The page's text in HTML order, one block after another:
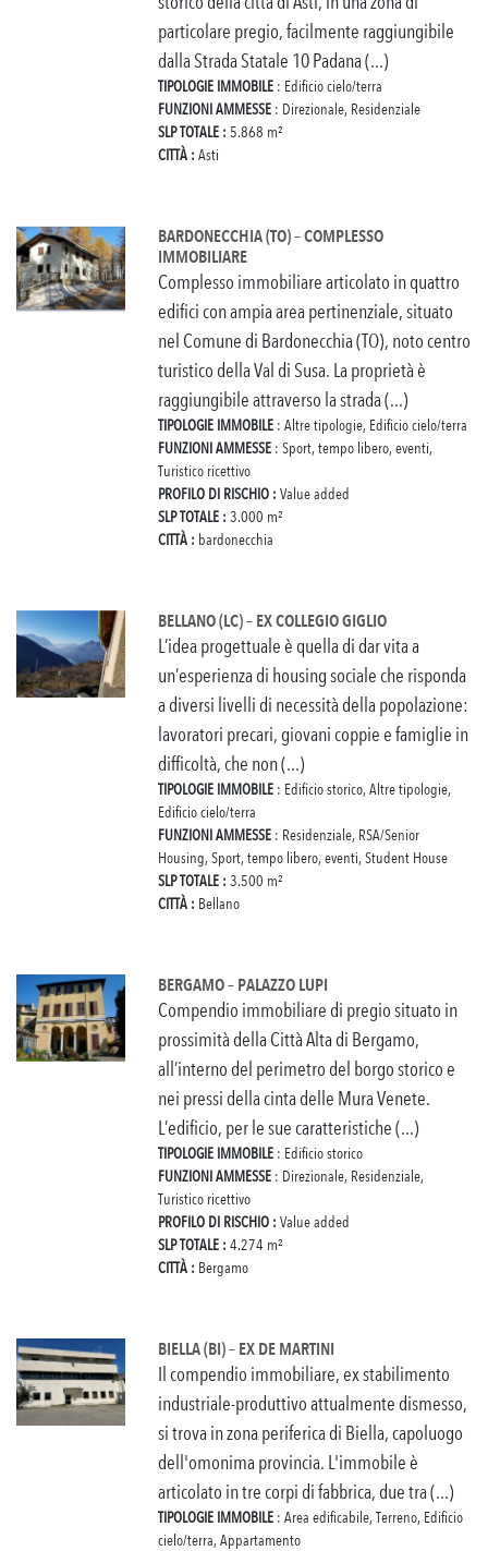
particolare pregio, facilmente raggiungibile
dalla Strada Statale 10 Padana (...)
TIPOLOGIE IMMOBILE : Edificio cielo/terra
FUNZIONI AMMESSE : Direzionale, Residenziale
SLP TOTALE : 5.868 m²
CITTÀ : Asti
BARDONECCHIA (TO) – COMPLESSO
IMMOBILIARE
Complesso immobiliare articolato in quattro
edifici con ampia area pertinenziale, situato
nel Comune di Bardonecchia (TO), noto centro
turistico della Val di Susa. La proprietà è
raggiungibile attraverso la strada (...)
TIPOLOGIE IMMOBILE : Altre tipologie, Edificio cielo/terra
FUNZIONI AMMESSE : Sport, tempo libero, eventi,
Turistico ricettivo
PROFILO DI RISCHIO : Value added
SLP TOTALE : 3.000 m²
CITTÀ : bardonecchia
BELLANO (LC) – EX COLLEGIO GIGLIO
L’idea progettuale è quella di dar vita a
un’esperienza di housing sociale che risponda
a diversi livelli di necessità della popolazione:
lavoratori precari, giovani coppie e famiglie in
difficoltà, che non (...)
TIPOLOGIE IMMOBILE : Edificio storico, Altre tipologie,
Edificio cielo/terra
FUNZIONI AMMESSE : Residenziale, RSA/Senior
Housing, Sport, tempo libero, eventi, Student House
SLP TOTALE : 3.500 m²
CITTÀ : Bellano
BERGAMO – PALAZZO LUPI
Compendio immobiliare di pregio situato in
prossimità della Città Alta di Bergamo,
all’interno del perimetro del borgo storico e
nei pressi della cinta delle Mura Venete.
L’edificio, per le sue caratteristiche (...)
TIPOLOGIE IMMOBILE : Edificio storico
FUNZIONI AMMESSE : Direzionale, Residenziale,
Turistico ricettivo
PROFILO DI RISCHIO : Value added
SLP TOTALE : 4.274 m²
CITTÀ : Bergamo
BIELLA (BI) – EX DE MARTINI
Il compendio immobiliare, ex stabilimento
industriale-produttivo attualmente dismesso,
si trova in zona periferica di Biella, capoluogo
dell'omonima provincia. L'immobile è
articolato in tre corpi di fabbrica, due tra (...)
TIPOLOGIE IMMOBILE : Area edificabile, Terreno, Edificio
cielo/terra, Appartamento